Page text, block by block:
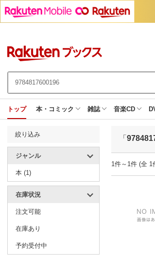
トップ 本・コミック 雑誌 音楽CD
絞り込み
ジャンル
本 (1)
在庫状況
注文可能
在庫あり
予約受付中
「
1件～1件 (全 1